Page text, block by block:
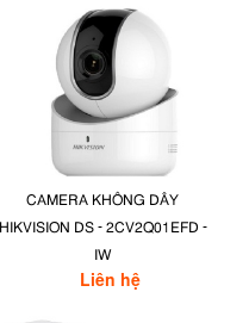
CAMERA KHÔNG DÂY
HIKVISION DS - 2CV2Q01EFD -
IW
Liên hệ